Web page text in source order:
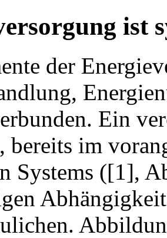
ist
der
Ein
bereits im
Systems ([1],